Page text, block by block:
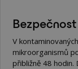
V
mikroorganismů
přibližně 48